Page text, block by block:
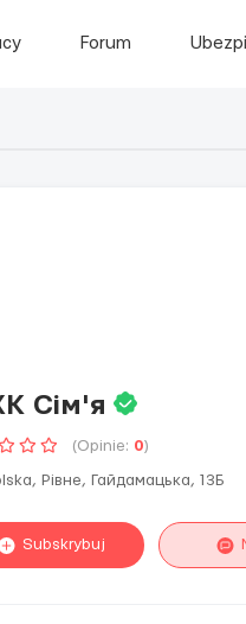
Forum
Сім'я
(Opinie: 0)
Рівне, Гайдамацька, 13Б
Subskrybuj